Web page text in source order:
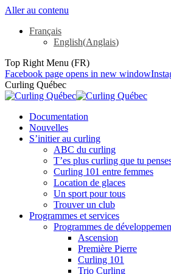
Aller au contenu
Français
English(Anglais)
Top Right Menu (FR)
Facebook page opens in new window
Curling Québec
Documentation
Nouvelles
S’initier au curling
ABC du curling
T’es plus curling que tu
Curling 101 entre femmes
Location de glaces
Un sport pour tous
Trouver un club
Programmes et services
Programmes de
Ascension
Première Pierre
Curling 101
Trio Curling